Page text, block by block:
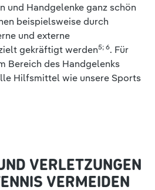
und Handgelenke ganz schön
beispielsweise durch
und externe
gekräftigt werden5; 6. Für
Bereich des Handgelenks
Hilfsmittel wie unsere Sports
VERLETZUNGEN
VERMEIDEN